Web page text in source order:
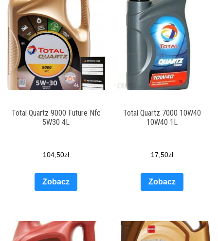
Total Quartz 9000 Future Nfc
5W30 4L
104,50zł
Zobacz
Total Quartz 7000 10W40
10W40 1L
17,50zł
Zobacz